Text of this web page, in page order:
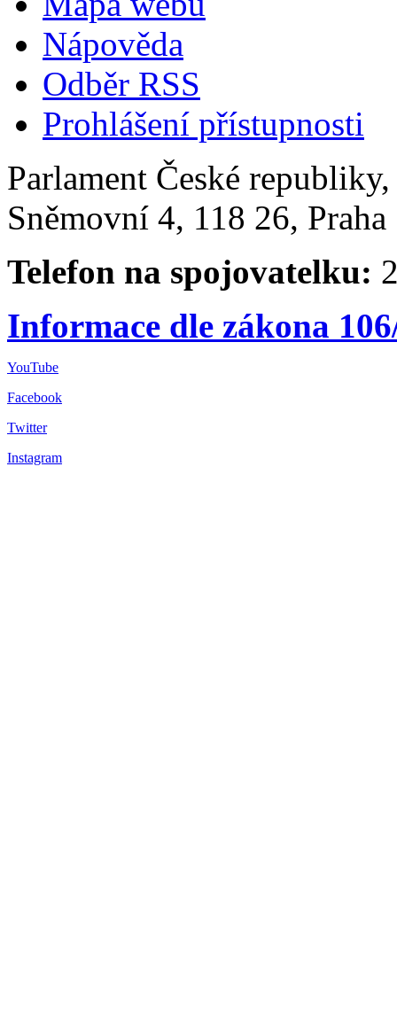
Nápověda
Odběr RSS
Prohlášení přístupnosti
Parlament České
Sněmovní 4, 118 26,
Telefon na spojovatelku:
Informace dle zákona
YouTube
Facebook
Twitter
Instagram